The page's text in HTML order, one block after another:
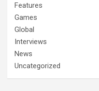
Features
Games
Global
Interviews
News
Uncategorized